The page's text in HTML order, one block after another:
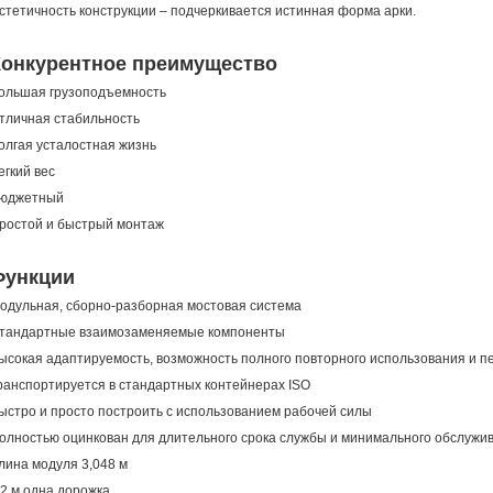
конструкции – подчеркивается истинная форма арки.
преимущество
грузоподъемность
стабильность
усталостная жизнь
вес
и быстрый монтаж
сборно-разборная мостовая система
взаимозаменяемые компоненты
адаптируемость, возможность полного повторного использования и
в стандартных контейнерах ISO
и просто построить с использованием рабочей силы
оцинкован для длительного срока службы и минимального
модуля 3,048 м